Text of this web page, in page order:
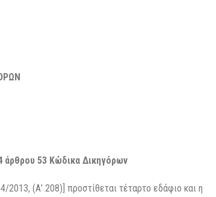
άρθρου 53 Κώδικα Δικηγόρων
(Α’ 208)] προστίθεται τέταρτο εδάφιο και η